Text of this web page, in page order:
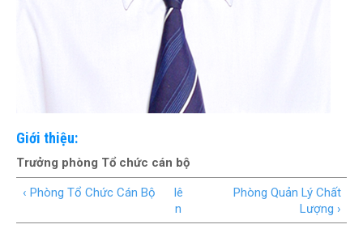
Giới thiệu:
Trưởng phòng Tổ chức cán bộ
‹ Phòng Tổ Chức Cán Bộ
lê
n
Phòng Quản Lý Chất
Lượng ›